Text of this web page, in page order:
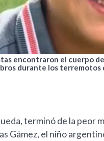
encontraron el cuerpo
durante los
terminó de la peor
Gámez, el niño